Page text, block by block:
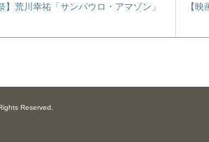
】荒川幸祐「サンパウロ・アマゾン」
【
Reserved.